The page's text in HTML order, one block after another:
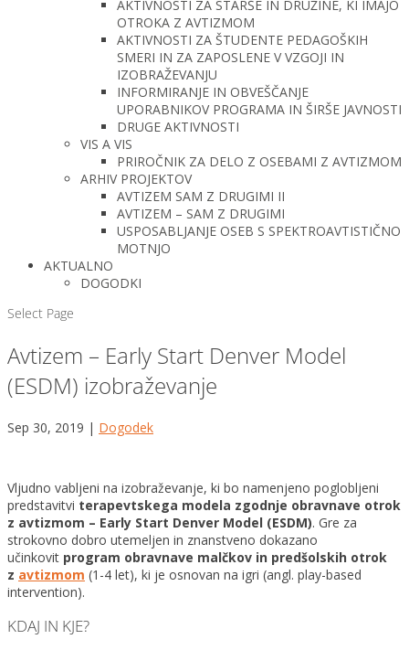
AKTIVNOSTI ZA STARŠE IN DRUŽINE, KI IMAJO
OTROKA Z AVTIZMOM
AKTIVNOSTI ZA ŠTUDENTE PEDAGOŠKIH
SMERI IN ZA ZAPOSLENE V VZGOJI IN
IZOBRAŽEVANJU
INFORMIRANJE IN OBVEŠČANJE
UPORABNIKOV PROGRAMA IN ŠIRŠE JAVNOSTI
DRUGE AKTIVNOSTI
VIS A VIS
PRIROČNIK ZA DELO Z OSEBAMI Z AVTIZMOM
ARHIV PROJEKTOV
AVTIZEM SAM Z DRUGIMI II
AVTIZEM – SAM Z DRUGIMI
USPOSABLJANJE OSEB S SPEKTROAVTISTIČNO
MOTNJO
AKTUALNO
DOGODKI
Select Page
Avtizem – Early Start Denver Model
(ESDM) izobraževanje
Sep 30, 2019 | Dogodek
Vljudno vabljeni na izobraževanje, ki bo namenjeno poglobljeni
predstavitvi terapevtskega modela zgodnje obravnave otrok
z avtizmom – Early Start Denver Model (ESDM). Gre za
strokovno dobro utemeljen in znanstveno dokazano
učinkovit program obravnave malčkov in predšolskih otrok
z avtizmom (1-4 let), ki je osnovan na igri (angl. play-based
intervention).
KDAJ IN KJE?